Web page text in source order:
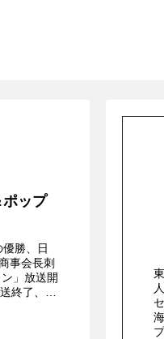
ップ
勝、日
事会長刺
」放送開
終了、